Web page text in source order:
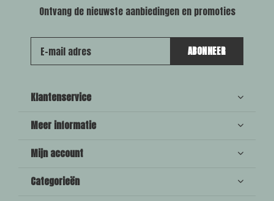
Ontvang de nieuwste aanbiedingen en promoties
ABONNEER
Klantenservice
Meer informatie
Mijn account
Categorieën